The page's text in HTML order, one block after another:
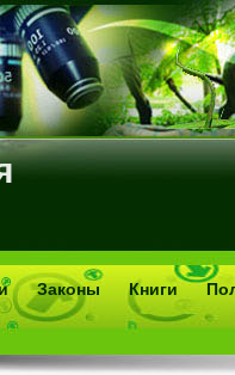
Законы Книги